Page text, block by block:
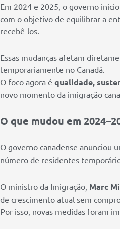
Em 2024 e 2025, o governo
com o objetivo de equilibrar a
recebê-los.
Essas mudanças afetam
temporariamente no Canadá.
O foco agora é qualidade,
novo momento da imigração
O que mudou em
O governo canadense anunciou
número de residentes
O ministro da Imigração, Marc
de crescimento atual sem
Por isso, novas medidas foram